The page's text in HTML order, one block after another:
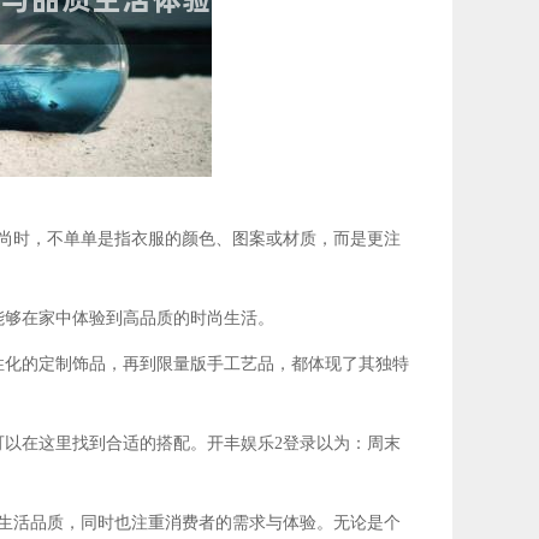
，不单单是指衣服的颜色、图案或材质，而是更注
家中体验到高品质的时尚生活。
定制饰品，再到限量版手工艺品，都体现了其独特
这里找到合适的搭配。开丰娱乐2登录以为：周末
品质，同时也注重消费者的需求与体验。无论是个